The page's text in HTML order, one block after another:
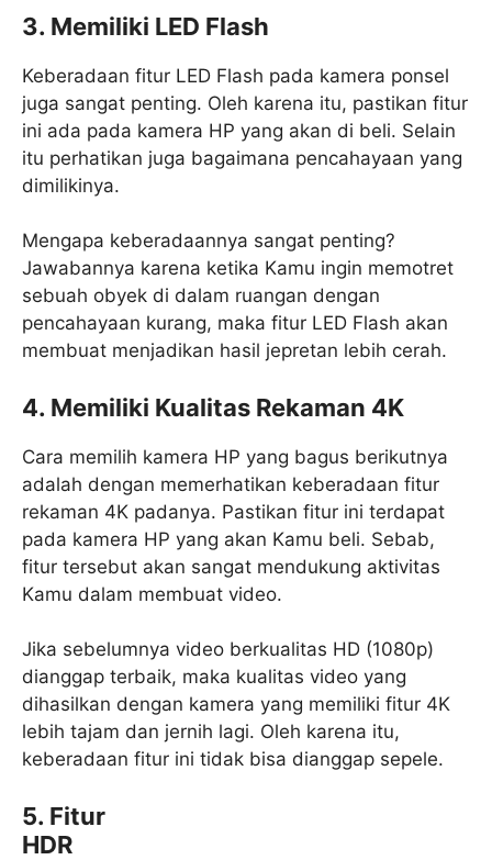
3. Memiliki LED Flash
Keberadaan fitur LED Flash pada kamera ponsel
juga sangat penting. Oleh karena itu, pastikan fitur
ini ada pada kamera HP yang akan di beli. Selain
itu perhatikan juga bagaimana pencahayaan yang
dimilikinya.
Mengapa keberadaannya sangat penting?
Jawabannya karena ketika Kamu ingin memotret
sebuah obyek di dalam ruangan dengan
pencahayaan kurang, maka fitur LED Flash akan
membuat menjadikan hasil jepretan lebih cerah.
4. Memiliki Kualitas Rekaman 4K
Cara memilih kamera HP yang bagus berikutnya
adalah dengan memerhatikan keberadaan fitur
rekaman 4K padanya. Pastikan fitur ini terdapat
pada kamera HP yang akan Kamu beli. Sebab,
fitur tersebut akan sangat mendukung aktivitas
Kamu dalam membuat video.
Jika sebelumnya video berkualitas HD (1080p)
dianggap terbaik, maka kualitas video yang
dihasilkan dengan kamera yang memiliki fitur 4K
lebih tajam dan jernih lagi. Oleh karena itu,
keberadaan fitur ini tidak bisa dianggap sepele.
5. Fitur
HDR